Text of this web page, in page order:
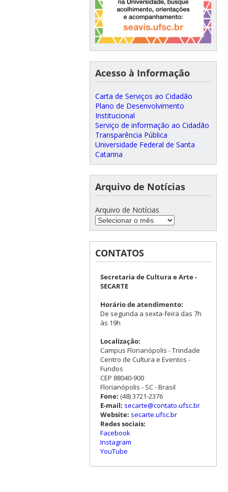
Acesso à Informação
Carta de Serviços ao Cidadão
Plano de Desenvolvimento
Institucional
Serviço de informação ao Cidadão
Transparência Pública
Universidade Federal de Santa
Catarina
Arquivo de Notícias
Arquivo de Notícias
CONTATOS
Secretaria de Cultura e Arte -
SECARTE
Horário de atendimento:
De segunda a sexta-feira das 7h
às 19h
Localização:
Campus Florianópolis - Trindade
Centro de Cultura e Eventos -
Fundos
CEP 88040-900
Florianópolis - SC - Brasil
Fone: (48) 3721-2376
E-mail: secarte@contato.ufsc.br
Website: secarte.ufsc.br
Redes sociais:
Facebook
Instagram
YouTube